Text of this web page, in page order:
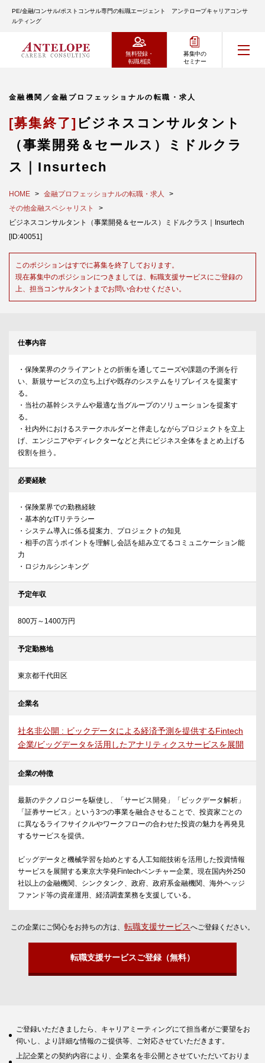
PE/金融/コンサル/ポストコンサル専門の転職エージェント アンテロープキャリアコンサ
ルティング
無料登録・
転職相談
募集中の
セミナー
金融機関／金融プロフェッショナルの転職・求人
[募集終了] ビジネスコンサルタント
（事業開発＆セールス）ミドルクラ
ス｜Insurtech
HOME
金融プロフェッショナルの転職・求人
その他金融スペシャリスト
ビジネスコンサルタント（事業開発＆セールス）ミドルクラス｜Insurtech
[ID:40051]
このポジションはすでに募集を終了しております。
現在募集中のポジションにつきましては、転職支援サービスにご登録の
上、担当コンサルタントまでお問い合わせください。
仕事内容
・保険業界のクライアントとの折衝を通してニーズや課題の予測を行
い、新規サービスの立ち上げや既存のシステムをリプレイスを提案す
る。
・当社の基幹システムや最適な当グループのソリューションを提案す
る。
・社内外におけるステークホルダーと伴走しながらプロジェクトを立上
げ、エンジニアやディレクターなどと共にビジネス全体をまとめ上げる
役割を担う。
必要経験
・保険業界での勤務経験
・基本的なITリテラシー
・システム導入に係る提案力、プロジェクトの知見
・相手の言うポイントを理解し会話を組み立てるコミュニケーション能
力
・ロジカルシンキング
予定年収
800万～1400万円
予定勤務地
東京都千代田区
企業名
社名非公開 : ビックデータによる経済予測を提供するFintech
企業/ビッグデータを活用したアナリティクスサービスを展開
企業の特徴
最新のテクノロジーを駆使し、「サービス開発」「ビックデータ解析」
「証券サービス」という3つの事業を融合させることで、投資家ごとの
に異なるライフサイクルやワークフローの合わせた投資の魅力を再発見
するサービスを提供。
ビッグデータと機械学習を始めとする人工知能技術を活用した投資情報
サービスを展開する東京大学発Fintechベンチャー企業。現在国内外250
社以上の金融機関、シンクタンク、政府、政府系金融機関、海外ヘッジ
ファンド等の資産運用、経済調査業務を支援している。
この企業にご関心をお持ちの方は、 転職支援サービスへご登録ください。
転職支援サービスご登録（無料）
ご登録いただきましたら、キャリアミーティングにて担当者がご要望をお
伺いし、より詳細な情報のご提供等、ご対応させていただきます。
上記企業との契約内容により、企業名を非公開とさせていただいておりま